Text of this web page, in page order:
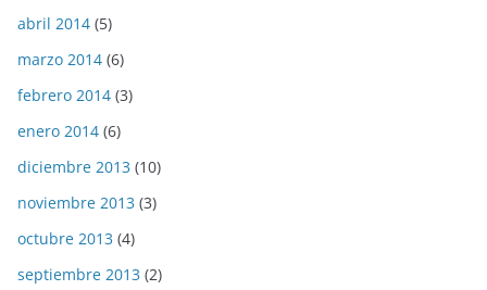
abril 2014 (5)
marzo 2014 (6)
febrero 2014 (3)
enero 2014 (6)
diciembre 2013 (10)
noviembre 2013 (3)
octubre 2013 (4)
septiembre 2013 (2)